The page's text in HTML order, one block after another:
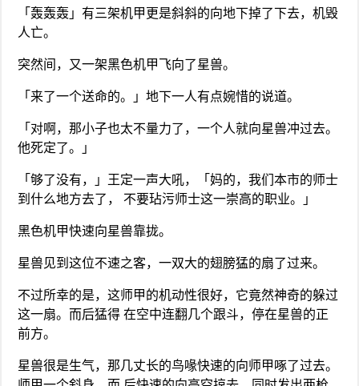
「轰轰轰」有三架机甲更是斜斜的向地下掉了下去，机毁
人亡。
突然间，又一架黑色机甲飞向了星兽。
「来了一个送命的。」地下一人有点婉惜的说道。
「对啊，那小子也太不量力了，一个人就向星兽冲过去。
他死定了。」
「够了没有，」王定一声大吼，「妈的，我们本市的师士
到什么地方去了， 不要玷污师士这一崇高的职业。」
黑色机甲快速向星兽靠拢。
星兽见到这位不速之客，一双大的翅膀猛的扇了过来。
不过所幸的是，这师甲的机动性很好，它竟然神奇的躲过
这一扇。而后猛得 在空中连翻几个跟斗，停在星兽的正
前方。
星兽很是生气，那几丈长的鸟喙快速的向师甲啄了过去。